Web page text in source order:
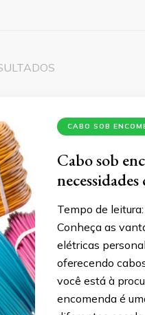
CABO SOB
Cabo sob
Tempo de leitura:
Conheça as
elétricas
oferecendo
você está à
encomenda é